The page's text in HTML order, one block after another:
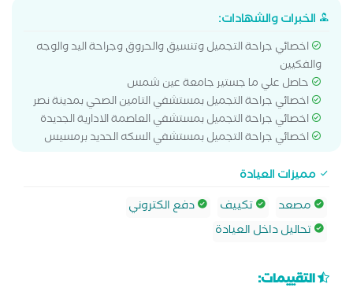
الخبرات والشهادات:
اخصائي جراحة التجميل وتنسيق والحروق وجراحة اليد والوجه
والفكيين
حاصل علي ما جستير جامعة عين شمس
اخصائي جراحة التجميل بمستشفي التامين الصحي بمدينة نصر
اخصائي جراحة التجميل بمستشفي العاصمة الادارية الجديدة
اخصائي جراحة التجميل بمستشفي السكه الحديد برمسيس
مميزات العيادة
مصعد
تكييف
دفع الكتروني
تحاليل داخل العيادة
التقييمات: